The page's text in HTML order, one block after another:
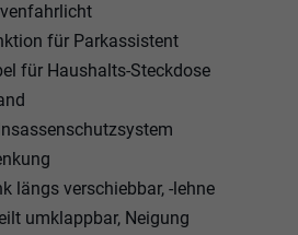
für Parkassistent
für Haushalts-Steckdose
längs verschiebbar, -lehne
umklappbar, Neigung